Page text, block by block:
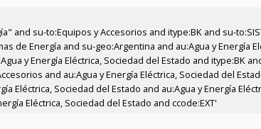
su-to:Equipos y Accesorios and itype:BK and su-
de Energía and su-geo:Argentina and au:Agua y Energía
y Energía Eléctrica, Sociedad del Estado and itype:BK
and au:Agua y Energía Eléctrica, Sociedad del
Eléctrica, Sociedad del Estado and au:Agua y Energía
Eléctrica, Sociedad del Estado and ccode:EXT'